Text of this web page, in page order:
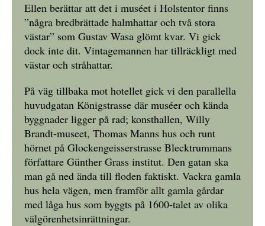
Ellen berättar att det i muséet i Holstentor finns
”några bredbrättade halmhattar och två stora
västar” som Gustav Wasa glömt kvar. Vi gick
dock inte dit. Vintagemannen har tillräckligt med
västar och stråhattar.
På väg tillbaka mot hotellet gick vi den parallella
huvudgatan Königstrasse där muséer och kända
byggnader ligger på rad; konsthallen, Willy
Brandt-museet, Thomas Manns hus och runt
hörnet på Glockengeisserstrasse Blecktrummans
författare Günther Grass institut. Den gatan ska
man gå ned ända till floden faktiskt. Vackra gamla
hus hela vägen, men framför allt gamla gårdar
med låga hus som byggts på 1600-talet av olika
välgörenhetsinrättningar.